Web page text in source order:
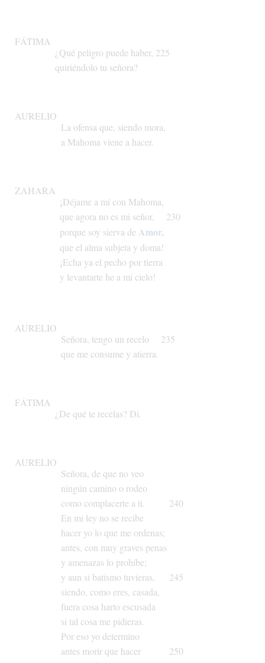
FÁTIMA
¿Qué peligro puede haber, 225
quiriéndolo tu señora?
AURELIO
La ofensaque, siendo mora,
a Mahoma viene a hacer.
ZAHARA
¡Déjame a mícon Mahoma,
que agora no es mi señor,
230
porque soy sierva de Amor,
que el alma subjeta y doma!
¡Echa yael pecho por tierra
y levantarte he a mi cielo!
AURELIO
Señora, tengo un recelo
235
que me consume y atierra.
FÁTIMA
¿De qué te recelas? Di.
AURELIO
Señora, de que no veo
ningún camino o rodeo
como complacerte a ti.
240
En mi ley no se recibe
hacer yo lo que me ordenas;
antes, con muy graves penas
y amenazas lo prohíbe;
y aun si batismo tuvieras,
245
siendo, como eres, casada,
fueracosa harto escusada
si tal cosa me pidieras.
Poreso yo determino
antes morirque hacer
250